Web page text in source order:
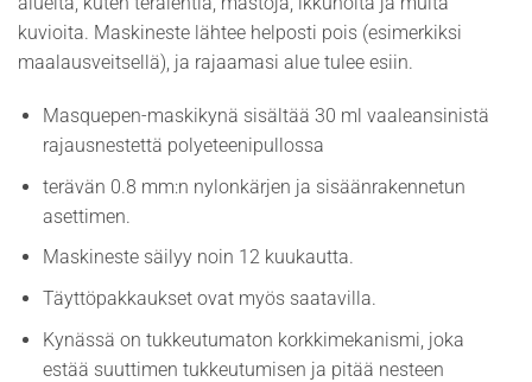
kuvioita. Maskineste lähtee helposti pois (esimerkiksi
maalausveitsellä), ja rajaamasi alue tulee esiin.
Masquepen-maskikynä sisältää 30 ml vaaleansinistä
rajausnestettä polyeteenipullossa
terävän 0.8 mm:n nylonkärjen ja sisäänrakennetun
asettimen.
Maskineste säilyy noin 12 kuukautta.
Täyttöpakkaukset ovat myös saatavilla.
Kynässä on tukkeutumaton korkkimekanismi, joka
estää suuttimen tukkeutumisen ja pitää nesteen